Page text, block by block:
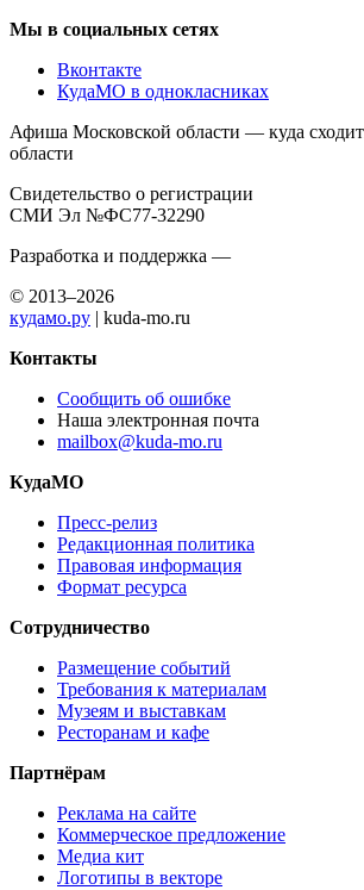
Мы в социальных сетях
Вконтакте
КудаМО в однокласниках
Афиша Московской области — куда
области
Свидетельство о регистрации
СМИ Эл №ФС77-32290
Разработка и поддержка —
© 2013–2026
кудамо.ру | kuda-mo.ru
Контакты
Сообщить об ошибке
Наша электронная почта
mailbox@kuda-mo.ru
КудаМО
Пресс-релиз
Редакционная политика
Правовая информация
Формат ресурса
Сотрудничество
Размещение событий
Требования к материалам
Музеям и выставкам
Ресторанам и кафе
Партнёрам
Реклама на сайте
Коммерческое предложение
Медиа кит
Логотипы в векторе